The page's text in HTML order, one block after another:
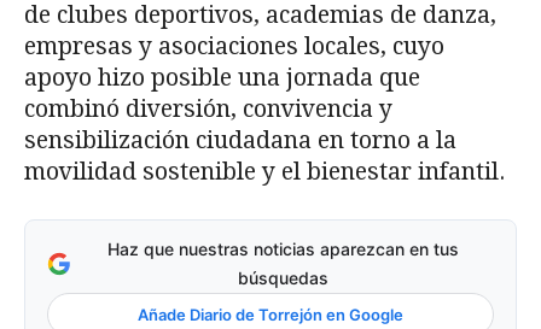
de clubes deportivos, academias de danza,
empresas y asociaciones locales, cuyo
apoyo hizo posible una jornada que
combinó diversión, convivencia y
sensibilización ciudadana en torno a la
movilidad sostenible y el bienestar infantil.
Haz que nuestras noticias aparezcan en tus
búsquedas
Añade Diario de Torrejón en Google